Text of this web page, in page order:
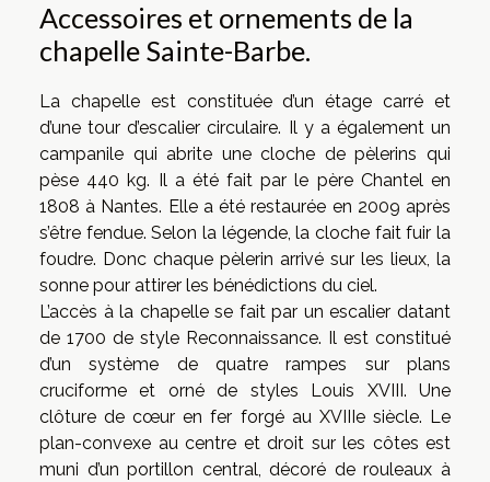
Accessoires et ornements de la
chapelle Sainte-Barbe.
La chapelle est constituée d’un étage carré et
d’une tour d’escalier circulaire. Il y a également un
campanile qui abrite une cloche de pèlerins qui
pèse 440 kg. Il a été fait par le père Chantel en
1808 à Nantes. Elle a été restaurée en 2009 après
s’être fendue. Selon la légende, la cloche fait fuir la
foudre. Donc chaque pèlerin arrivé sur les lieux, la
sonne pour attirer les bénédictions du ciel.
L’accès à la chapelle se fait par un escalier datant
de 1700 de style Reconnaissance. Il est constitué
d’un système de quatre rampes sur plans
cruciforme et orné de styles Louis XVIII. Une
clôture de cœur en fer forgé au XVIIIe siècle. Le
plan-convexe au centre et droit sur les côtes est
muni d’un portillon central, décoré de rouleaux à